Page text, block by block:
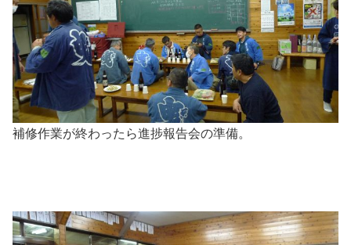
補修作業が終わったら進捗報告会の準備。